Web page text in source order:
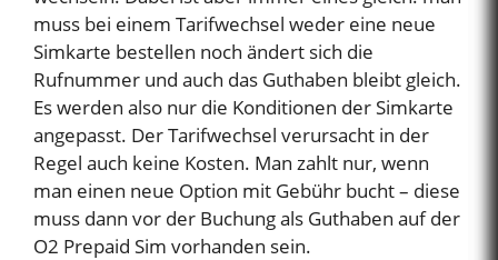
muss bei einem Tarifwechsel weder eine neue
Simkarte bestellen noch ändert sich die
Rufnummer und auch das Guthaben bleibt gleich.
Es werden also nur die Konditionen der Simkarte
angepasst. Der Tarifwechsel verursacht in der
Regel auch keine Kosten. Man zahlt nur, wenn
man einen neue Option mit Gebühr bucht – diese
muss dann vor der Buchung als Guthaben auf der
O2 Prepaid Sim vorhanden sein.